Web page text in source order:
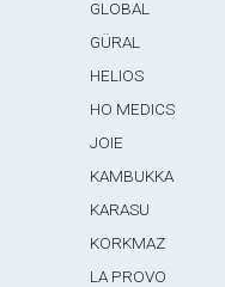
GLOBAL
GÜRAL
HELIOS
HO MEDICS
JOIE
KAMBUKKA
KARASU
KORKMAZ
LA PROVO